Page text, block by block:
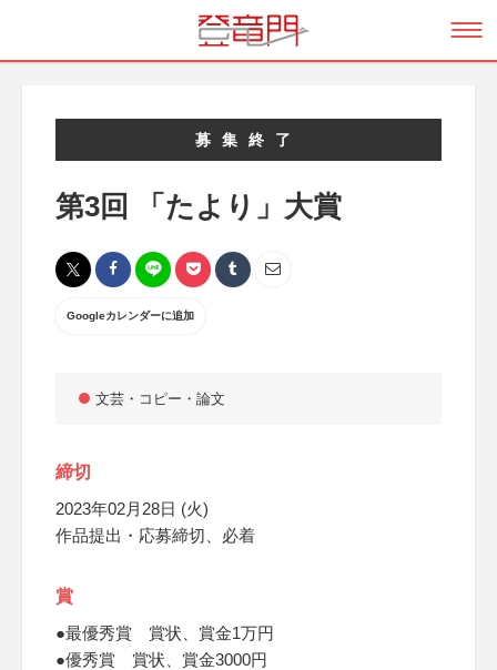
募集終了
第3回 「たより」大賞
Googleカレンダーに追加
文芸・コピー・論文
締切
2023年02月28日 (火)
作品提出・応募締切、必着
賞
●最優秀賞 賞状、賞金1万円
●優秀賞 賞状、賞金3000円